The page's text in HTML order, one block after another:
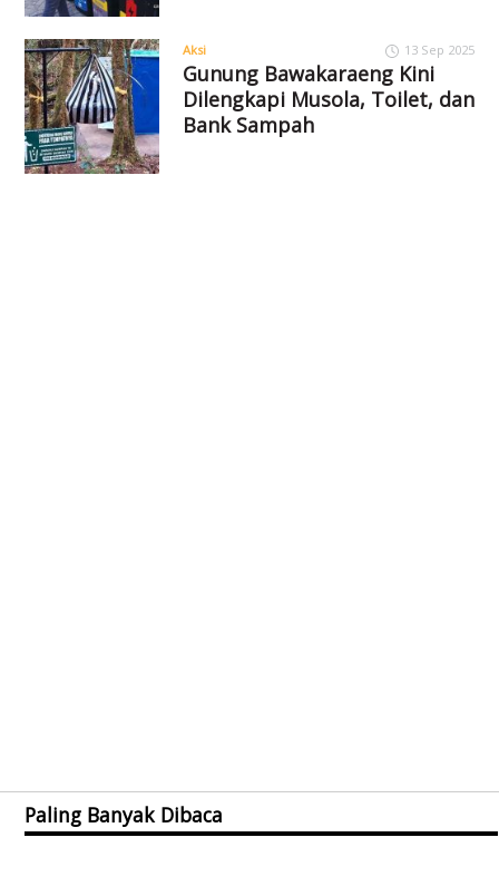
Aksi 13 Sep 2025
Gunung Bawakaraeng Kini
Dilengkapi Musola, Toilet, dan
Bank Sampah
Paling Banyak Dibaca